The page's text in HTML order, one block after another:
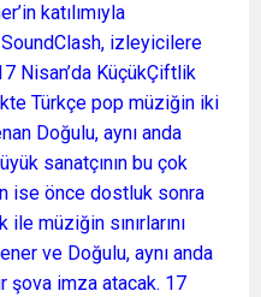
katılımıyla
izleyicilere
Nisan’da KüçükÇiftlik
Türkçe pop müziğin iki
Doğulu, aynı anda
sanatçının bu çok
ise önce dostluk sonra
müziğin sınırlarını
ve Doğulu, aynı anda
şova imza atacak. 17